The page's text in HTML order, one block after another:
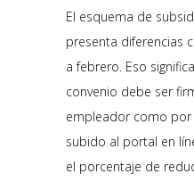
El esquema de
presenta diferencias
a febrero. Eso
convenio debe ser
empleador como
subido al portal en
el porcentaje de